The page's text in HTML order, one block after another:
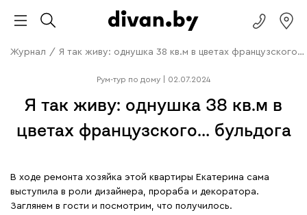
Журнал / Я так живу: однушка 38 кв.м в цветах французского…
Рум-тур по дому 02.07.2024
Я так живу: однушка 38 кв.м в
цветах французского… бульдога
В ходе ремонта хозяйка этой квартиры Екатерина сама
выступила в роли дизайнера, прораба и декоратора.
Заглянем в гости и посмотрим, что получилось.